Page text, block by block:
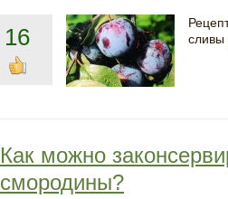
16
сливы
Как можно
смородины?